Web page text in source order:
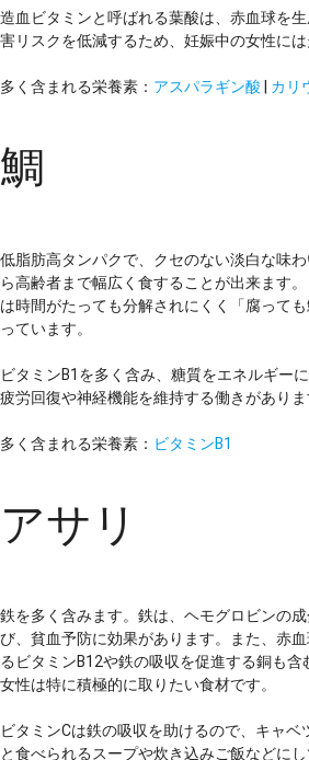
造血ビタミンと呼ばれる葉酸は、赤血球を
害リスクを低減するため、妊娠中の女性には
多く含まれる栄養素： アスパラギン酸 | カリ
鯛
低脂肪高タンパクで、クセのない淡白な味
ら高齢者まで幅広く食することが出来ます
は時間がたっても分解されにくく「腐って
っています。
ビタミンB1を多く含み、糖質をエネルギー
疲労回復や神経機能を維持する働きがありま
多く含まれる栄養素： ビタミンB1
アサリ
鉄を多く含みます。鉄は、ヘモグロビンの
び、貧血予防に効果があります。また、赤
るビタミンB12や鉄の吸収を促進する銅も
女性は特に積極的に取りたい食材です。
ビタミンCは鉄の吸収を助けるので、キャ
と食べられるスープや炊き込みご飯などにし